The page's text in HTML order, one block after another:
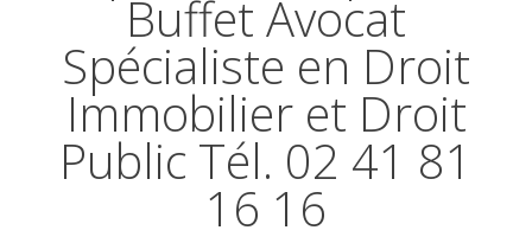
Buffet Avocat
Spécialiste en Droit
Immobilier et Droit
Public Tél. 02 41 81
16 16